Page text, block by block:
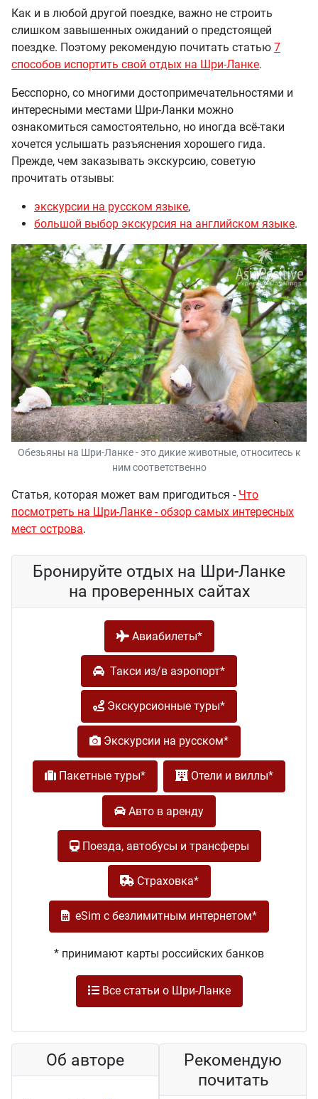
Как и в любой другой поездке, важно не строить
слишком завышенных ожиданий о предстоящей
поездке. Поэтому рекомендую почитать статью 7
способов испортить свой отдых на Шри-Ланке.
Бесспорно, со многими достопримечательностями и
интересными местами Шри-Ланки можно
ознакомиться самостоятельно, но иногда всё-таки
хочется услышать разъяснения хорошего гида.
Прежде, чем заказывать экскурсию, советую
прочитать отзывы:
экскурсии на русском языке,
большой выбор экскурсия на английском языке.
Обезьяны на Шри-Ланке - это дикие животные, относитесь к
ним соответственно
Статья, которая может вам пригодиться - Что
посмотреть на Шри-Ланке - обзор самых интересных
мест острова.
Бронируйте отдых на Шри-Ланке
на проверенных сайтах
Авиабилеты*
Такси из/в аэропорт*
Экскурсионные туры*
Экскурсии на русском*
Пакетные туры* Отели и виллы*
Авто в аренду
Поезда, автобусы и трансферы
Cтраховка*
eSim с безлимитным интернетом*
* принимают карты российских банков
Все статьи о Шри-Ланке
Об авторе
Рекомендую
почитать